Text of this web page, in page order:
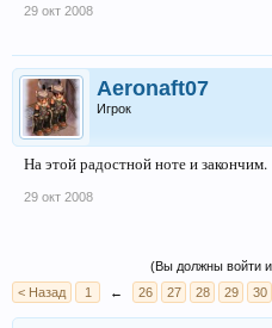
29 окт 2008
Aeronaft07
Игрок
На этой радостной ноте и закончим.
29 окт 2008
(Вы должны войти
< Назад
1 ← 26 27 28 29 30